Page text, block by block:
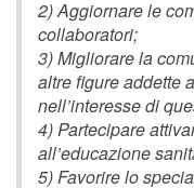
2) Aggiornare le
collaboratori;
3) Migliorare la
altre figure addette
nell’interesse di
4) Partecipare
all’educazione
5) Favorire lo